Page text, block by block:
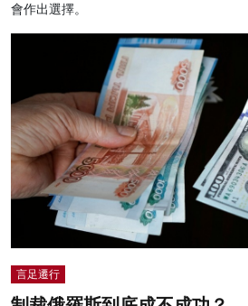
會作出選擇。
言足遷行